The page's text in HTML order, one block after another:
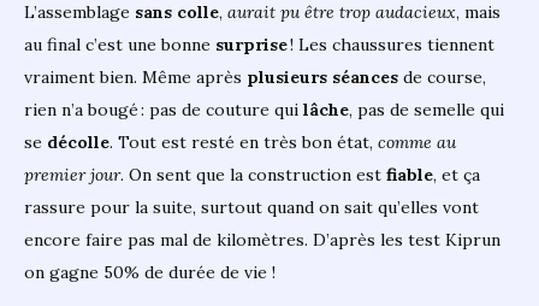
L’assemblage sans colle, aurait pu être trop audacieux, mais
au final c’est une bonne surprise! Les chaussures tiennent
vraiment bien. Même après plusieurs séances de course,
rien n’a bougé : pas de couture qui lâche, pas de semelle qui
se décolle. Tout est resté en très bon état, comme au
premier jour. On sent que la construction est fiable, et ça
rassure pour la suite, surtout quand on sait qu’elles vont
encore faire pas mal de kilomètres. D’après les test Kiprun
on gagne 50% de durée de vie !